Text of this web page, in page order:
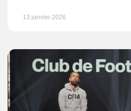
13 janvier 2026